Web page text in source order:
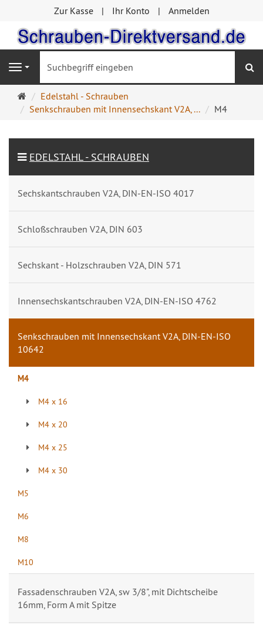
Zur Kasse Ihr Konto Anmelden
Navigation
Startseite
Edelstahl - Schrauben
Senkschrauben mit Innensechskant V2A, ...
M4
EDELSTAHL - SCHRAUBEN
Sechskantschrauben V2A, DIN-EN-ISO 4017
Schloßschrauben V2A, DIN 603
Sechskant - Holzschrauben V2A, DIN 571
Innensechskantschrauben V2A, DIN-EN-ISO 4762
Senkschrauben mit Innensechskant V2A, DIN-EN-ISO
10642
M4
M4 x 16
M4 x 20
M4 x 25
M4 x 30
M5
M6
M8
M10
Fassadenschrauben V2A, sw 3/8", mit Dichtscheibe
16mm, Form A mit Spitze